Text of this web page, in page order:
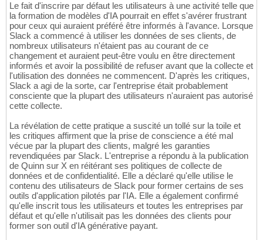
Le fait d'inscrire par défaut les utilisateurs à une activité telle que
la formation de modèles d'IA pourrait en effet s'avérer frustrant
pour ceux qui auraient préféré être informés à l'avance. Lorsque
Slack a commencé à utiliser les données de ses clients, de
nombreux utilisateurs n'étaient pas au courant de ce
changement et auraient peut-être voulu en être directement
informés et avoir la possibilité de refuser avant que la collecte et
l'utilisation des données ne commencent. D'après les critiques,
Slack a agi de la sorte, car l'entreprise était probablement
consciente que la plupart des utilisateurs n'auraient pas autorisé
cette collecte.
La révélation de cette pratique a suscité un tollé sur la toile et
les critiques affirment que la prise de conscience a été mal
vécue par la plupart des clients, malgré les garanties
revendiquées par Slack. L'entreprise a répondu à la publication
de Quinn sur X en réitérant ses politiques de collecte de
données et de confidentialité. Elle a déclaré qu'elle utilise le
contenu des utilisateurs de Slack pour former certains de ses
outils d'application pilotés par l'IA. Elle a également confirmé
qu'elle inscrit tous les utilisateurs et toutes les entreprises par
défaut et qu'elle n'utilisait pas les données des clients pour
former son outil d'IA générative payant.